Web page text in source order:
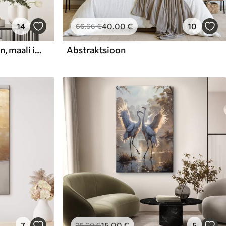
14
Abstraktne kompositsioon, maali imitatsioon
66.66€40.00€ 10
Abstraktsioon